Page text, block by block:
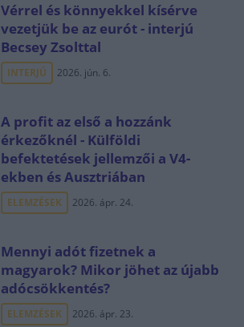
Vérrel és könnyekkel kísérve
vezetjük be az eurót - interjú
Becsey Zsolttal
INTERJÚ 2026. jún. 6.
A profit az első a hozzánk
érkezőknél - Külföldi
befektetések jellemzői a V4-
ekben és Ausztriában
ELEMZÉSEK 2026. ápr. 24.
Mennyi adót fizetnek a
magyarok? Mikor jöhet az újabb
adócsökkentés?
ELEMZÉSEK 2026. ápr. 23.